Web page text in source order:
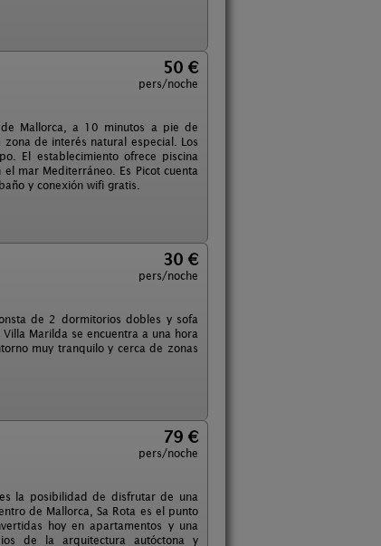
50 €
pers/noche
Mallorca, a 10 minutos a pie de
de interés natural especial. Los
El establecimiento ofrece piscina
mar Mediterráneo. Es Picot cuenta
y conexión wifi gratis.
30 €
pers/noche
de 2 dormitorios dobles y sofa
Marilda se encuentra a una hora
muy tranquilo y cerca de zonas
79 €
pers/noche
la posibilidad de disfrutar de una
de Mallorca, Sa Rota es el punto
hoy en apartamentos y una
de la arquitectura autóctona y